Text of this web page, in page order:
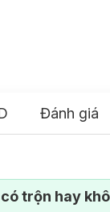
Đánh giá
trộn hay